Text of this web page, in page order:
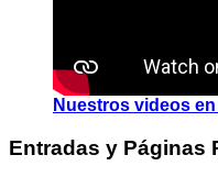
Nuestros videos
Entradas y Páginas